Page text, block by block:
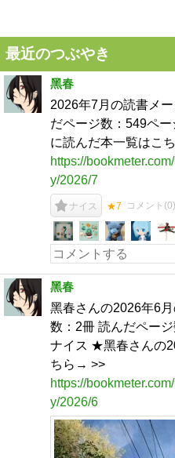
最近のつぶやき
黑春
2026年7月の読書メ
だページ数：549ペ
に読んだ本一覧はこ
https://
y/2026/7
ナイス ★7 コメント(0)
黑春
黑春さんの2026年6
数：2冊 読んだペー
ナイス ★黑春さんの
ちら→ >>
https://
y/2026/6